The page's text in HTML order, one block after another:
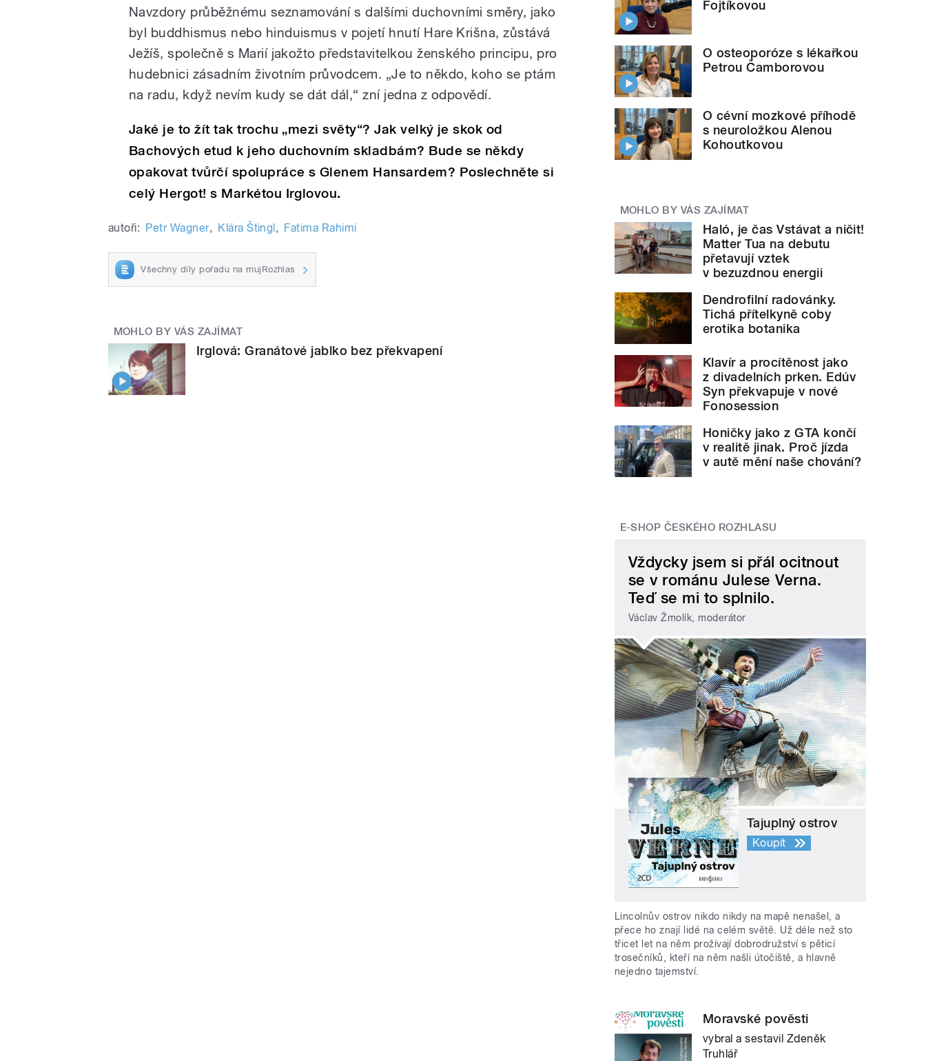
Navzdory průběžnému seznamování s dalšími duchovními směry, jako
byl buddhismus nebo hinduismus v pojetí hnutí Hare Krišna, zůstává
Ježíš, společně s Marií jakožto představitelkou ženského principu, pro
hudebnici zásadním životním průvodcem. „Je to někdo, koho se ptám
na radu, když nevím kudy se dát dál,“ zní jedna z odpovědí.
Jaké je to žít tak trochu „mezi světy“? Jak velký je skok od
Bachových etud k jeho duchovním skladbám? Bude se někdy
opakovat tvůrčí spolupráce s Glenem Hansardem? Poslechněte si
celý Hergot! s Markétou Irglovou.
autoři: Petr Wagner, Klára Štingl, Fatima Rahimi
Všechny díly pořadu na mujRozhlas
MOHLO BY VÁS ZAJÍMAT
Irglová: Granátové jablko bez překvapení
Fojtíkovou
O osteoporóze s lékařkou
Petrou Čamborovou
O cévní mozkové příhodě
s neuroložkou Alenou
Kohoutkovou
MOHLO BY VÁS ZAJÍMAT
Haló, je čas Vstávat a ničit!
Matter Tua na debutu
přetavují vztek
v bezuzdnou energii
Dendrofilní radovánky.
Tichá přítelkyně coby
erotika botanika
Klavír a procítěnost jako
z divadelních prken. Edúv
Syn překvapuje v nové
Fonosession
Honičky jako z GTA končí
v realitě jinak. Proč jízda
v autě mění naše chování?
E-SHOP ČESKÉHO ROZHLASU
Vždycky jsem si přál ocitnout
se v románu Julese Verna.
Teď se mi to splnilo.
Václav Žmolík, moderátor
Tajuplný ostrov
Koupit
Lincolnův ostrov nikdo nikdy na mapě nenašel, a
přece ho znají lidé na celém světě. Už déle než sto
třicet let na něm prožívají dobrodružství s pěticí
trosečníků, kteří na něm našli útočiště, a hlavně
nejedno tajemství.
Moravské pověsti
vybral a sestavil Zdeněk
Truhlář